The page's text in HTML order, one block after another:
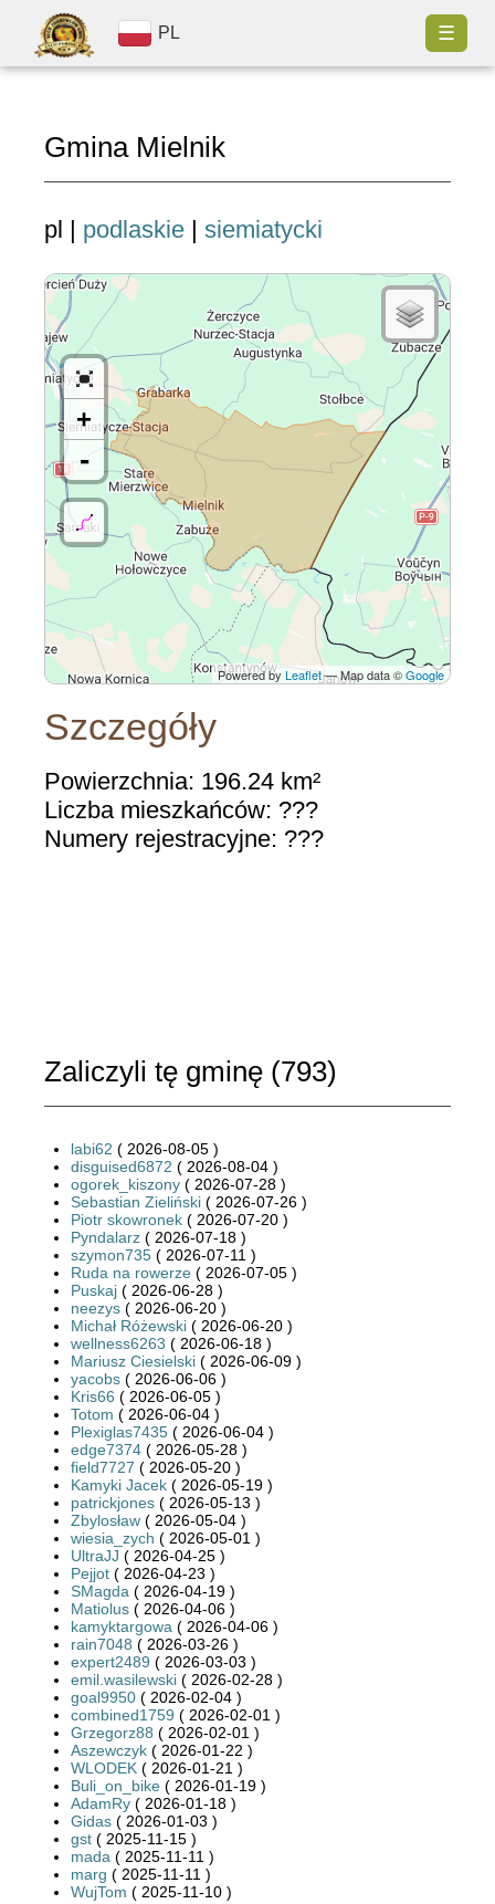
PL ☰
Gmina Mielnik
pl | podlaskie | siemiatycki
+
-
Powered by Leaflet— Map data ©Google
Szczegóły
Powierzchnia: 196.24 km²
Liczba mieszkańców: ???
Numery rejestracyjne: ???
Zaliczyli tę gminę (793)
labi62 ( 2026-08-05 )
disguised6872 ( 2026-08-04 )
ogorek_kiszony ( 2026-07-28 )
Sebastian Zieliński ( 2026-07-26 )
Piotr skowronek ( 2026-07-20 )
Pyndalarz ( 2026-07-18 )
szymon735 ( 2026-07-11 )
Ruda na rowerze ( 2026-07-05 )
Puskaj ( 2026-06-28 )
neezys ( 2026-06-20 )
Michał Różewski ( 2026-06-20 )
wellness6263 ( 2026-06-18 )
Mariusz Ciesielski ( 2026-06-09 )
yacobs ( 2026-06-06 )
Kris66 ( 2026-06-05 )
Totom ( 2026-06-04 )
Plexiglas7435 ( 2026-06-04 )
edge7374 ( 2026-05-28 )
field7727 ( 2026-05-20 )
Kamyki Jacek ( 2026-05-19 )
patrickjones ( 2026-05-13 )
Zbylosław ( 2026-05-04 )
wiesia_zych ( 2026-05-01 )
UltraJJ ( 2026-04-25 )
Pejjot ( 2026-04-23 )
SMagda ( 2026-04-19 )
Matiolus ( 2026-04-06 )
kamyktargowa ( 2026-04-06 )
rain7048 ( 2026-03-26 )
expert2489 ( 2026-03-03 )
emil.wasilewski ( 2026-02-28 )
goal9950 ( 2026-02-04 )
combined1759 ( 2026-02-01 )
Grzegorz88 ( 2026-02-01 )
Aszewczyk ( 2026-01-22 )
WLODEK ( 2026-01-21 )
Buli_on_bike ( 2026-01-19 )
AdamRy ( 2026-01-18 )
Gidas ( 2026-01-03 )
gst ( 2025-11-15 )
mada ( 2025-11-11 )
marg ( 2025-11-11 )
WujTom ( 2025-11-10 )